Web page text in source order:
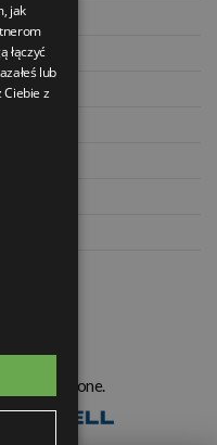
zastrzeżone.
jak
łączyć
lub
z